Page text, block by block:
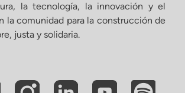
la tecnología, la innovación y el
la comunidad para la construcción de
justa y solidaria.